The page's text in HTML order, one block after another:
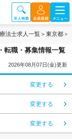
法士求人一覧 東京都
転職・募集情報一覧
2026年08月07日(金)更新
変更する
変更する
変更する